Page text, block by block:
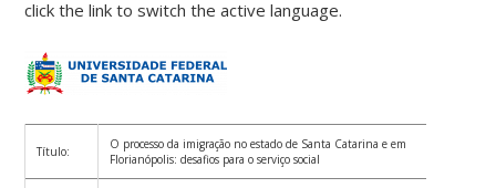
click the link to switch the active language.
Título:
O processo da imigração no estado de Santa Catarina e em
Florianópolis: desafios para o serviço social